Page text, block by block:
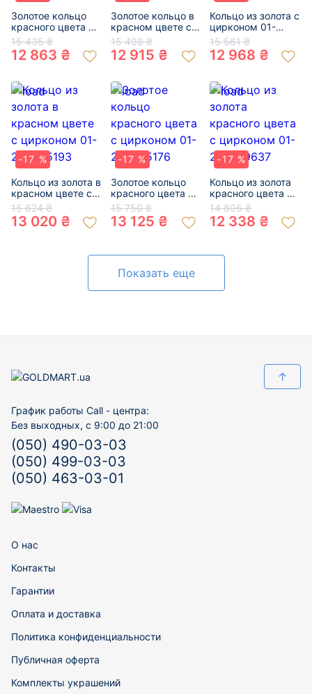
Золотое кольцо
красного цвета с
цирконом 01-
200589966
15 435 ₴
12 863 ₴
Золотое кольцо в
красном цвете с
цирконом 01-
200768493
15 498 ₴
12 915 ₴
Кольцо из золота с
цирконом 01-
200412349
15 561 ₴
12 968 ₴
-17 %
Кольцо из золота в
красном цвете с
цирконом 01-
200485193
15 624 ₴
13 020 ₴
-17 %
Золотое кольцо
красного цвета с
цирконом 01-
200485176
15 750 ₴
13 125 ₴
-17 %
Кольцо из золота
красного цвета с
цирконом 01-
200739637
14 805 ₴
12 338 ₴
Показать еще
↑
График работы Call - центра:
Без выходных, с 9:00 до 21:00
(050) 490-03-03
(050) 499-03-03
(050) 463-03-01
О нас
Контакты
Гарантии
Оплата и доставка
Политика конфиденциальности
Публичная оферта
Комплекты украшений